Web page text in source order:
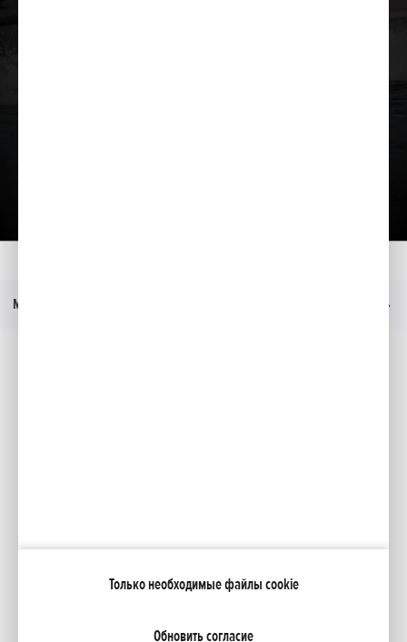
Только необходимые файлы cookie
Обновить согласие
Меню
NCG Import Baltics OÜ
ПОЛИТИКА КОНФИДЕНЦИАЛЬНОСТИ